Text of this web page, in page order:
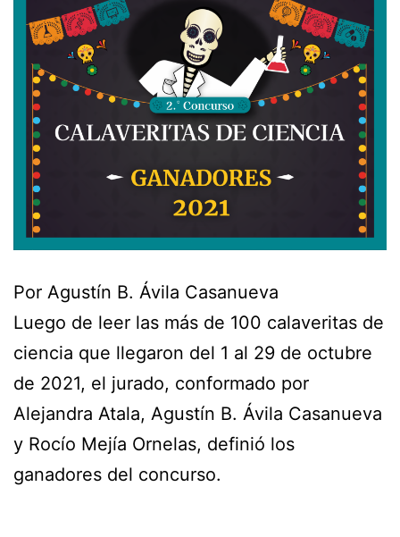
Por Agustín B. Ávila Casanueva
Luego de leer las más de 100 calaveritas de
ciencia que llegaron del 1 al 29 de octubre
de 2021, el jurado, conformado por
Alejandra Atala, Agustín B. Ávila Casanueva
y Rocío Mejía Ornelas, definió los
ganadores del concurso.